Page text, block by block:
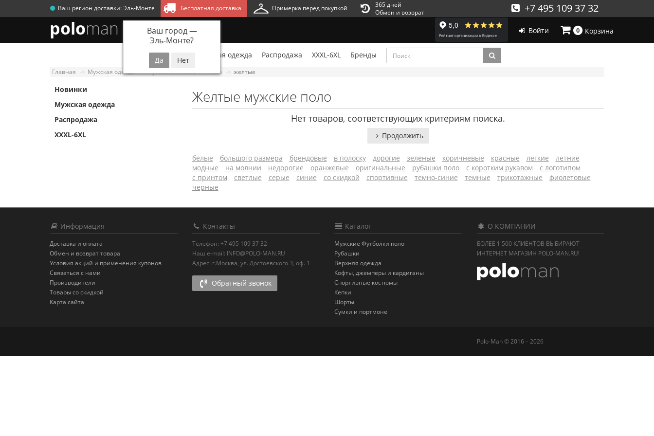
Ваш регион доставки:Эль-Монте
Ваш город —
Эль-Монте?
Бесплатная доставка Примерка перед покупкой
365 дней
Обмен и возврат
+7 495 109 37 32
Войти 0 Корзина
poloman
Новинки Мужская одежда Распродажа XXXL-6XL Бренды
Главная Мужская одежда Футболки и поло Поло желтые
Новинки
Мужская одежда
Распродажа
XXXL-6XL
Желтые мужские поло
Нет товаров, соответствующих критериям поиска.
Продолжить
белые большого размера брендовые в полоску дорогие зеленые коричневые красные легкие
летние
модные
на молнии недорогие оранжевые оригинальные рубашки поло с коротким рукавом
с логотипом
с принтом
светлые серые синие со скидкой спортивные темно-синие темные трикотажные
фиолетовые
черные
Информация
Доставка и оплата
Обмен и возврат товара
Условия акций и применения купонов
Связаться с нами
Производители
Товары со скидкой
Карта сайта
Контакты
Телефон: +7 495 109 37 32
Наш e-mail: INFO@POLO-MAN.RU
Адрес: г.Москва, ул. Достоевского 3, оф. 1
Обратный звонок
Каталог
Мужские Футболки поло
Рубашки
Верхняя одежда
Кофты, джемперы и кардиганы
Спортивные костюмы
Кепки
Шорты
Сумки и портмоне
О КОМПАНИИ
БОЛЕЕ 1 500 КЛИЕНТОВ ВЫБИРАЮТ
ИНТЕРНЕТ МАГАЗИН POLO-MAN.RU!
Polo-Man © 2016 – 2026